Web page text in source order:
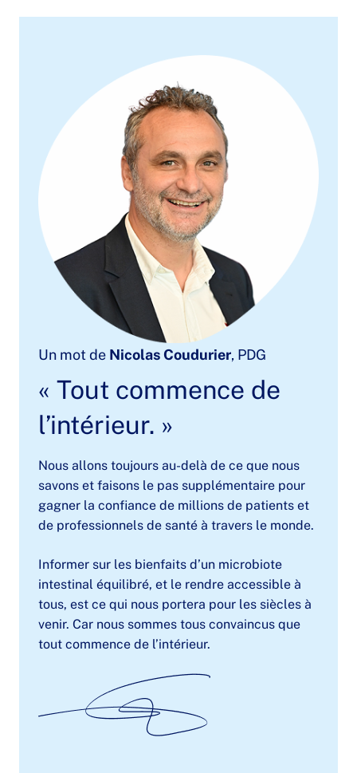
Un mot de Nicolas Coudurier, PDG
« Tout commence de
l’intérieur. »
Nous allons toujours au-delà de ce que nous
savons et faisons le pas supplémentaire pour
gagner la confiance de millions de patients et
de professionnels de santé à travers le monde.
Informer sur les bienfaits d’un microbiote
intestinal équilibré, et le rendre accessible à
tous, est ce qui nous portera pour les siècles à
venir. Car nous sommes tous convaincus que
tout commence de l’intérieur.